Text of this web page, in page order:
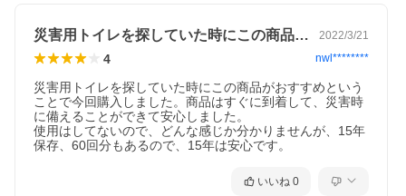
災害用トイレを探していた時にこの商品が… 2022/3/21
4 nwl********
災害用トイレを探していた時にこの商品がおすすめという
ことで今回購入しました。商品はすぐに到着して、災害時
に備えることができて安心しました。
使用はしてないので、どんな感じか分かりませんが、15年
保存、60回分もあるので、15年は安心です。
いいね 0